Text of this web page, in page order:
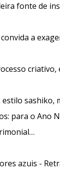
fonte de
a
sashiko,
para o Ano
azuis -